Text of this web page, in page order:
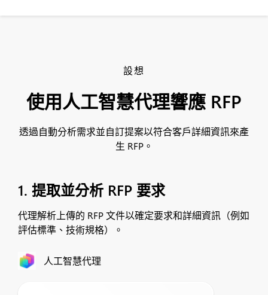
設想
使用人工智慧代理響應 RFP
透過自動分析需求並自訂提案以符合客戶詳細資訊來產
生 RFP。
1. 提取並分析 RFP 要求
代理解析上傳的 RFP 文件以確定要求和詳細資訊（例如
評估標準、技術規格）。
人工智慧代理